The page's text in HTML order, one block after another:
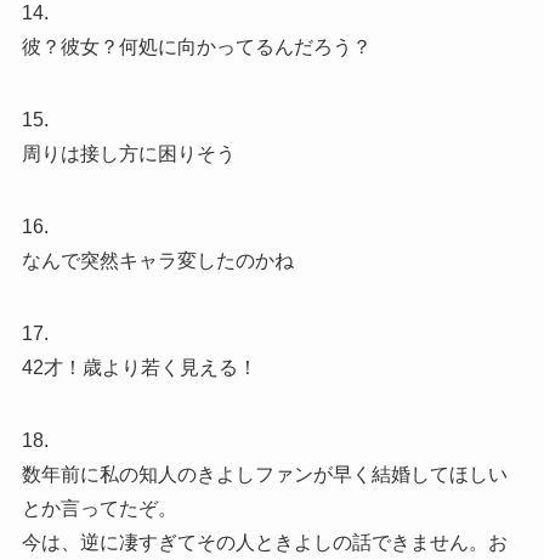
14.
彼？彼女？何処に向かってるんだろう？
15.
周りは接し方に困りそう
16.
なんで突然キャラ変したのかね
17.
42才！歳より若く見える！
18.
数年前に私の知人のきよしファンが早く結婚してほしい
とか言ってたぞ。
今は、逆に凄すぎてその人ときよしの話できません。お